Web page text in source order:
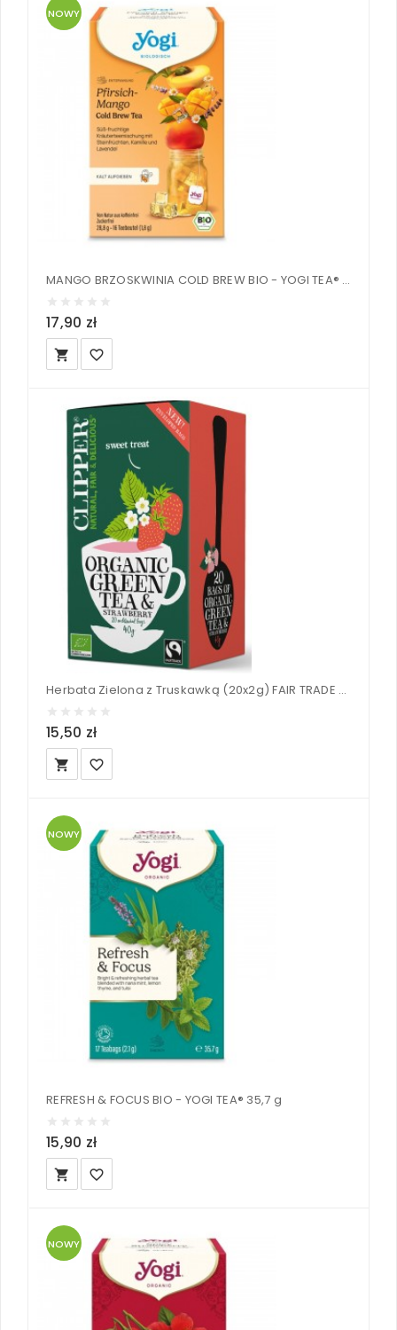
NOWY
MANGO BRZOSKWINIA COLD BREW BIO - YOGI TEA® 28,8 g
17,90 zł
local_grocery_store favorite_border
Herbata Zielona z Truskawką (20x2g) FAIR TRADE BIO - CLIPPER 40 g
15,50 zł
local_grocery_store favorite_border
NOWY
REFRESH & FOCUS BIO - YOGI TEA® 35,7 g
15,90 zł
local_grocery_store favorite_border
NOWY